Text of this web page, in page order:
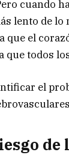
cuando
lento de lo
que el
que todos
el